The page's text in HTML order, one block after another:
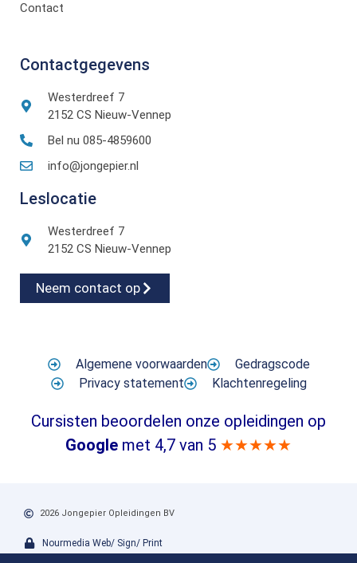
Contact
Contactgegevens
Westerdreef 7
2152 CS Nieuw-Vennep
Bel nu 085-4859600
info@jongepier.nl
Leslocatie
Westerdreef 7
2152 CS Nieuw-Vennep
Neem contact op
Algemene voorwaarden
Gedragscode
Privacy statement
Klachtenregeling
Cursisten beoordelen onze opleidingen op
Google met 4,7 van 5 ★★★★★
2026 Jongepier Opleidingen BV
Nourmedia Web/ Sign/ Print